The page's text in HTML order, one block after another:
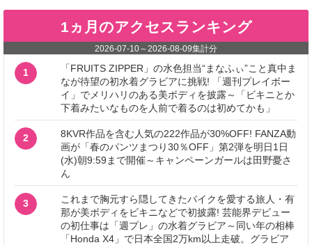
1ヵ月のアクセスランキング
2026-07-10～2026-08-09集計分
1
「FRUITS ZIPPER」の水色担当“まなふぃ”こと真中ま
なが待望の初水着グラビアに挑戦! 「週刊プレイボー
イ」でメリハリのある美ボディを披露～「ビキニとか
下着みたいなものを人前で着るのは初めてかも」
2
8KVR作品を含む人気の222作品が30%OFF! FANZA動
画が「春のパンツまつり30％OFF」第2弾を明日1日
(水)朝9:59まで開催～キャンペーンガールは田野憂さ
ん
3
これまで胸元すら隠してきたバイクを愛する旅人・有
那が美ボディをビキニなどで初披露! 芸能界デビュー
の初仕事は「週プレ」の水着グラビア～同い年の相棒
「Honda X4」で日本全国2万km以上走破。グラビア